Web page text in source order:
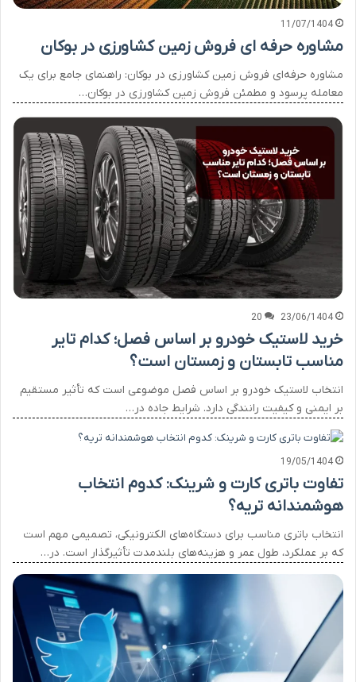
11/07/1404
مشاوره حرفه ای فروش زمین کشاورزی در بوکان
مشاوره حرفه‌ای فروش زمین کشاورزی در بوکان: راهنمای جامع برای یک
معامله پرسود و مطمئن فروش زمین کشاورزی در بوکان…
23/06/1404
20
خرید لاستیک خودرو بر اساس فصل؛ کدام تایر
مناسب تابستان و زمستان است؟
انتخاب لاستیک خودرو بر اساس فصل موضوعی است که تأثیر مستقیم
بر ایمنی و کیفیت رانندگی دارد. شرایط جاده در…
19/05/1404
تفاوت باتری کارت و شرینک: کدوم انتخاب
هوشمندانه تریه؟
انتخاب باتری مناسب برای دستگاه‌های الکترونیکی، تصمیمی مهم است
که بر عملکرد، طول عمر و هزینه‌های بلندمدت تأثیرگذار است. در…